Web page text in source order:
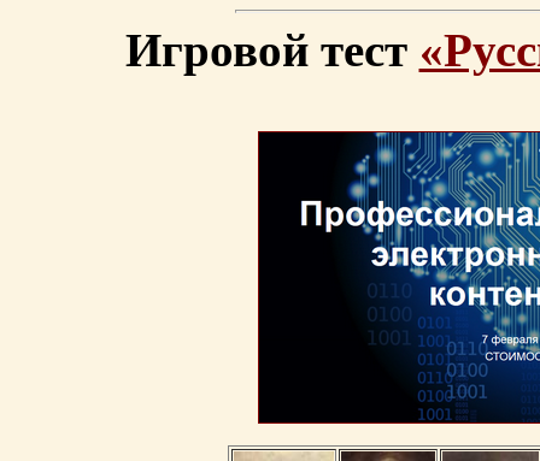
Игровой тест